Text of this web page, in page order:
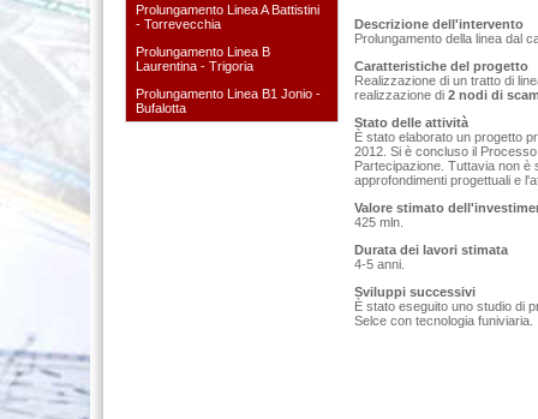
Prolungamento Linea A Battistini
- Torrevecchia
Prolungamento Linea B
Laurentina - Trigoria
Prolungamento Linea B1 Jonio -
Bufalotta
Descrizione dell'intervento
Prolungamento della linea dal
Caratteristiche del progetto
Realizzazione di un tratto di
realizzazione di 2 nodi di
Stato delle attività
È stato elaborato un progetto
2012. Si è concluso il
Partecipazione. Tuttavia non
approfondimenti progettuali e
Valore stimato
425 mln.
Durata dei lavori stimata
4-5 anni.
Sviluppi successivi
È stato eseguito uno studio di
Selce con tecnologia funiviaria.